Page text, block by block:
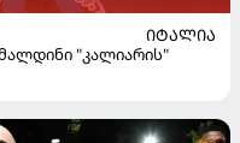
ᲘᲢᲐᲚᲘᲐ
"კალიარის"